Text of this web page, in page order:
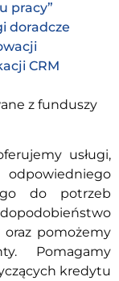
pracy”
doradcze
CRM
z funduszy
usługi,
do potrzeb
pomożemy
Pomagamy
kredytu